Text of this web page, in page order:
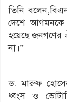
তিনি
দেশে আগমনকে
হয়েছে জনগণের
না।”
ড. মারুফ
ধ্বংস ও